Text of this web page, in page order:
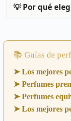
💡 Por qué
📚 Guías de
➤ Los mejores
➤ Perfumes
➤ Perfumes
➤ Los mejores